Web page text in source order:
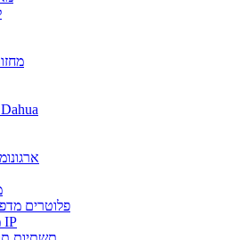
מפיצים מורשים Dahua
פלוטרים
מצלמות אבטחה IP